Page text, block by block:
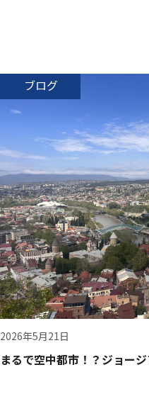
ブログ
2026年5月21日
まるで空中都市！？ジョー